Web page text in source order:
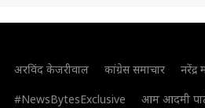
अरविंद केजरीवाल कांग्रेस समाचार नरेंद्र
#NewsBytesExclusive
आम आदमी